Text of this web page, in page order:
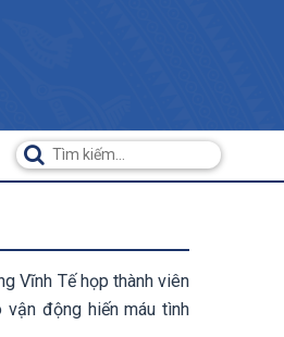
Vĩnh Tế họp thành viên
vận động hiến máu tình